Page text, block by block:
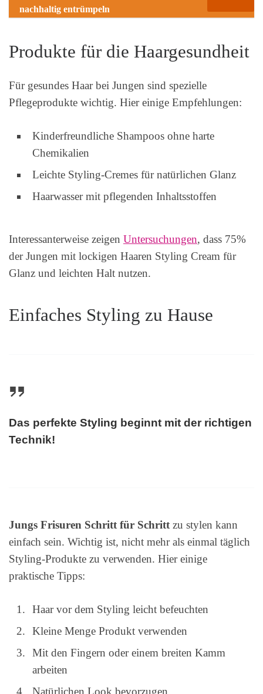
nachhaltig entrümpeln
Produkte für die Haargesundheit
Für gesundes Haar bei Jungen sind spezielle
Pflegeprodukte wichtig. Hier einige Empfehlungen:
Kinderfreundliche Shampoos ohne harte
Chemikalien
Leichte Styling-Cremes für natürlichen Glanz
Haarwasser mit pflegenden Inhaltsstoffen
Interessanterweise zeigen Untersuchungen, dass 75%
der Jungen mit lockigen Haaren Styling Cream für
Glanz und leichten Halt nutzen.
Einfaches Styling zu Hause
Das perfekte Styling beginnt mit der richtigen
Technik!
Jungs Frisuren Schritt für Schrittzu stylen kann
einfach sein. Wichtig ist, nicht mehr als einmal täglich
Styling-Produkte zu verwenden. Hier einige
praktische Tipps:
Haar vor dem Styling leicht befeuchten
Kleine Menge Produkt verwenden
Mit den Fingern oder einem breiten Kamm
arbeiten